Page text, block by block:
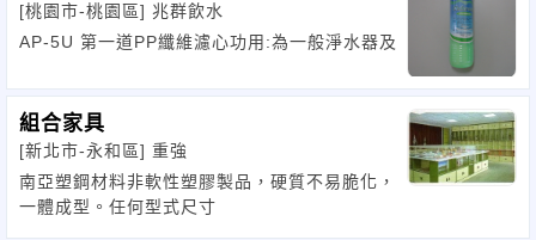
[桃園市-桃園區] 兆群飲水
AP-5U 第一道PP纖維濾心功用:為一般淨水器及
組合家具
[新北市-永和區] 重強
南亞塑鋼材料非軟性塑膠製品，硬質不易脆化，
一體成型。任何型式尺寸